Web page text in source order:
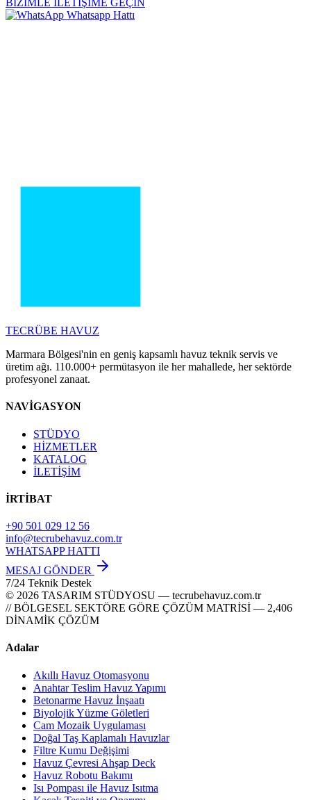
BİZİMLE İLETİŞİME GEÇİN
Whatsapp Hattı
TECRÜBE HAVUZ
Marmara Bölgesi'nin en geniş kapsamlı havuz teknik servis ve
üretim ağı. 110.000+ permütasyon ile her mahallede, her sektörde
profesyonel zanaat.
NAVİGASYON
STÜDYO
HİZMETLER
KATALOG
İLETİŞİM
İRTİBAT
+90 501 029 12 56
info@tecrubehavuz.com.tr
WHATSAPP HATTI
MESAJ GÖNDER
7/24 Teknik Destek
© 2026 TASARIM STÜDYOSU — tecrubehavuz.com.tr
// BÖLGESEL SEKTÖRE GÖRE ÇÖZÜM MATRİSİ — 2,406
DİNAMİK ÇÖZÜM
Adalar
Akıllı Havuz Otomasyonu
Anahtar Teslim Havuz Yapımı
Betonarme Havuz İnşaatı
Biyolojik Yüzme Göletleri
Cam Mozaik Uygulaması
Doğal Taş Kaplamalı Havuzlar
Filtre Kumu Değişimi
Havuz Çevresi Ahşap Deck
Havuz Robotu Bakımı
Isı Pompası ile Havuz Isıtma